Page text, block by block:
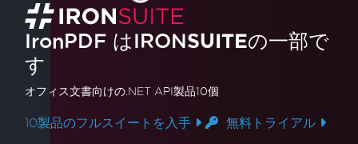
IronPDF はIRONSUITEの一部で
す
オフィス文書向けの.NET API製品10個
10製品のフルスイートを入手 無料トライアル